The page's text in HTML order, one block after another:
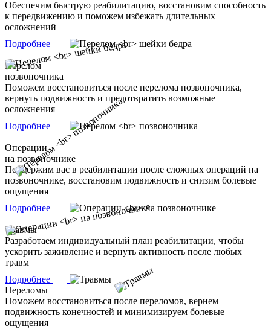
Обеспечим быструю реабилитацию, восстановим способность
к передвижению и поможем избежать длительных
осложнений
Подробнее
Перелом
позвоночника
Поможем восстановиться после перелома позвоночника,
вернуть подвижность и предотвратить возможные
осложнения
Подробнее
Операции
на позвоночнике
Поддержим вас в реабилитации после сложных операций на
позвоночнике, восстановим подвижность и снизим болевые
ощущения
Подробнее
Травмы
Разработаем индивидуальный план реабилитации, чтобы
ускорить заживление и вернуть активность после любых
травм
Подробнее
Переломы
Поможем восстановиться после переломов, вернем
подвижность конечностей и минимизируем болевые
ощущения